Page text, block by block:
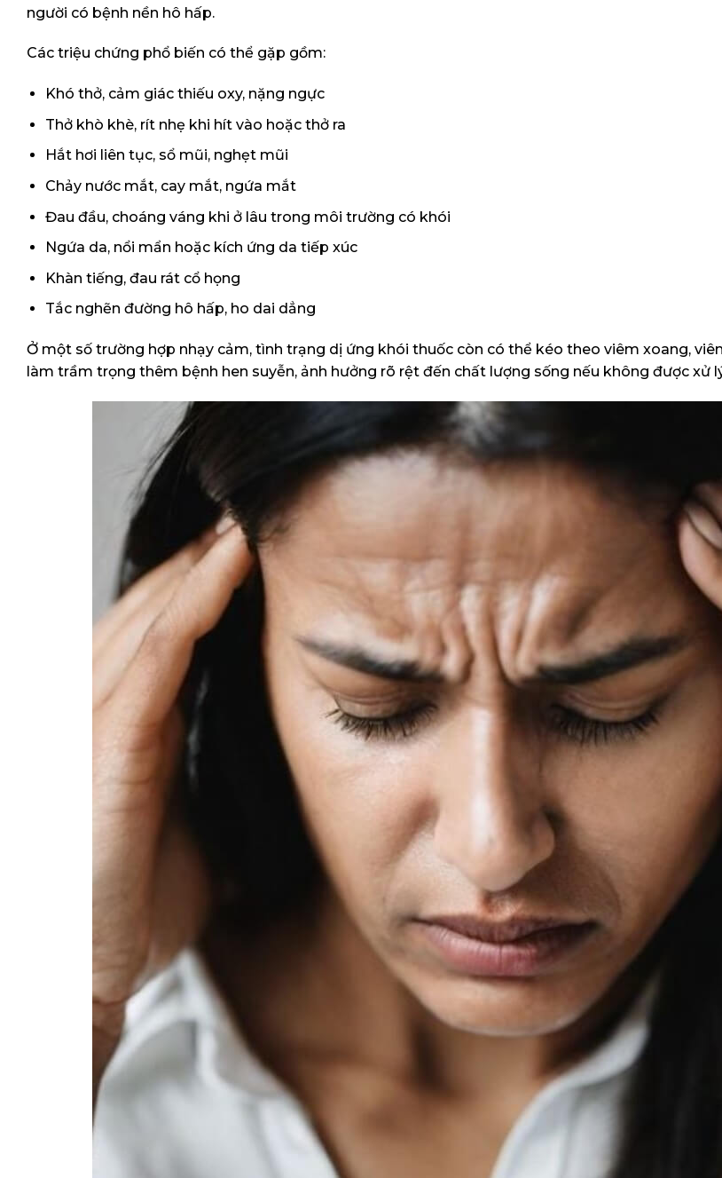
người có bệnh nền hô hấp.
Các triệu chứng phổ biến có thể gặp gồm:
Khó thở, cảm giác thiếu oxy, nặng ngực
Thở khò khè, rít nhẹ khi hít vào hoặc thở ra
Hắt hơi liên tục, sổ mũi, nghẹt mũi
Chảy nước mắt, cay mắt, ngứa mắt
Đau đầu, choáng váng khi ở lâu trong môi trường có khói
Ngứa da, nổi mẩn hoặc kích ứng da tiếp xúc
Khàn tiếng, đau rát cổ họng
Tắc nghẽn đường hô hấp, ho dai dẳng
Ở một số trường hợp nhạy cảm, tình trạng dị ứng khói thuốc còn có thể kéo theo viêm xoang,
làm trầm trọng thêm bệnh hen suyễn, ảnh hưởng rõ rệt đến chất lượng sống nếu không được xử